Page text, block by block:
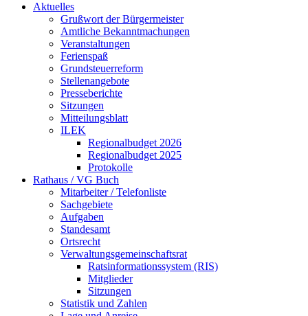
Aktuelles
Grußwort der Bürgermeister
Amtliche Bekanntmachungen
Veranstaltungen
Ferienspaß
Grundsteuerreform
Stellenangebote
Presseberichte
Sitzungen
Mitteilungsblatt
ILEK
Regionalbudget 2026
Regionalbudget 2025
Protokolle
Rathaus / VG Buch
Mitarbeiter / Telefonliste
Sachgebiete
Aufgaben
Standesamt
Ortsrecht
Verwaltungsgemeinschaftsrat
Ratsinformationssystem (RIS)
Mitglieder
Sitzungen
Statistik und Zahlen